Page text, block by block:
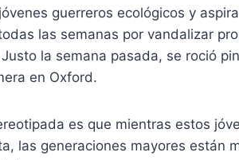
guerreros ecológicos y
las semanas por vandalizar
la semana pasada, se roció
en Oxford.
es que mientras estos
las generaciones mayores están